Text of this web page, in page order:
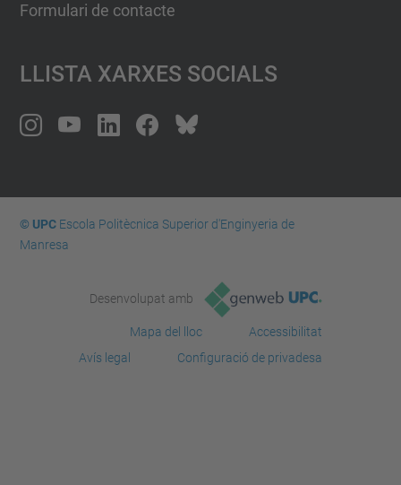
Formulari de contacte
Llista Xarxes Socials
© UPCEscola Politècnica Superior d'Enginyeria de
Manresa
Desenvolupat amb
Mapa del lloc
Accessibilitat
Avís legal
Configuració de privadesa